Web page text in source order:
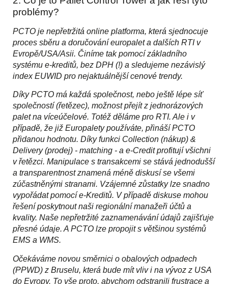
problémy?
PCTO je nepřetržitá online platforma, která sjednocuje
proces sběru a doručování europalet a dalších RTI v
Evropě/USA/Asii. Činíme tak pomocí základního
systému e-kreditů, bez DPH (!) a sledujeme nezávislý
index EUWID pro nejaktuálnější cenové trendy.
Díky PCTO má každá společnost, nebo ještě lépe síť
společností (řetězec), možnost přejít z jednorázových
palet na víceúčelové. Totéž děláme pro RTI. Ale i v
případě, že již Europalety používáte, přináší PCTO
přidanou hodnotu. Díky funkci Collection (nákup) &
Delivery (prodej) - matching - a e-Credit profitují všichni
v řetězci. Manipulace s transakcemi se stává jednodušší
a transparentnost znamená méně diskusí se všemi
zúčastněnými stranami. Vzájemné zůstatky lze snadno
vypořádat pomocí e-Kreditů. V případě diskuse mohou
řešení poskytnout naši regionální manažeři účtů a
kvality. Naše nepřetržité zaznamenávání údajů zajišťuje
přesné údaje. A PCTO lze propojit s většinou systémů
EMS a WMS.
Očekáváme novou směrnici o obalových odpadech
(PPWD) z Bruselu, která bude mít vliv i na vývoz z USA
do Evropy. To vše proto, abychom odstranili frustrace a